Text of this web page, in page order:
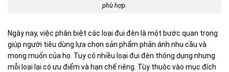
phù hợp.
Ngày nay, việc phân biệt các loại đui đèn là một bước quan trọng
giúp người tiêu dùng lựa chọn sản phẩm phản ánh nhu cầu và
mong muốn của họ. Tuy có nhiều loại đui đèn thông dụng nhưng
mỗi loại lại có ưu điểm và hạn chế riêng. Tùy thuộc vào mục đích